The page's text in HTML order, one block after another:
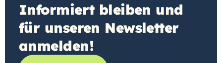
Informiert bleiben und
für unseren Newsletter
anmelden!